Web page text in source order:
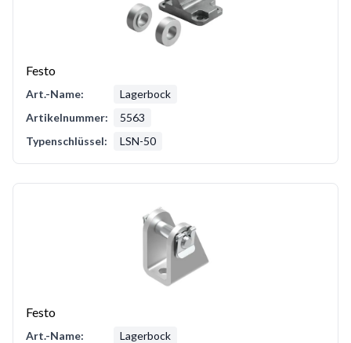
Festo
Art.-Name:
Lagerbock
Artikelnummer:
5563
Typenschlüssel:
LSN-50
Festo
Art.-Name:
Lagerbock